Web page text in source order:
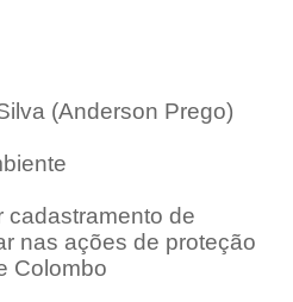
(Anderson Prego)
cadastramento de
nas ações de proteção
Colombo